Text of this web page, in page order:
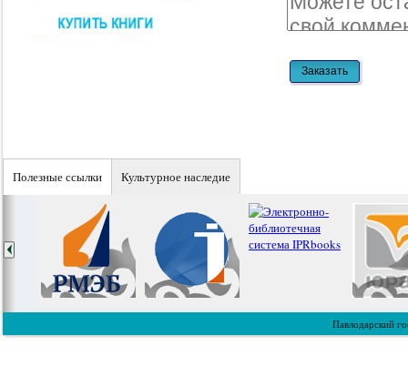
Полезные ссылки Культурное наследие
Павлодарский